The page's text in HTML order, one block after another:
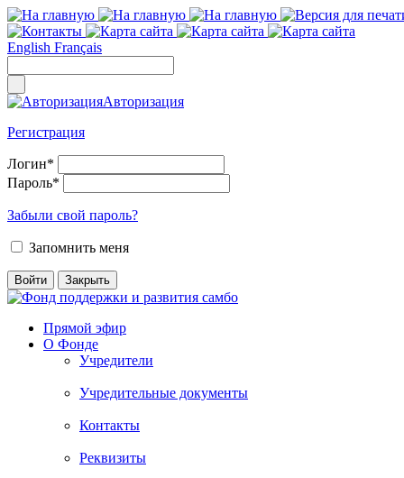
English Français
Авторизация
Регистрация
Логин*
Пароль*
Забыли свой пароль?
Запомнить меня
Прямой эфир
О Фонде
Учредители
Учредительные документы
Контакты
Реквизиты